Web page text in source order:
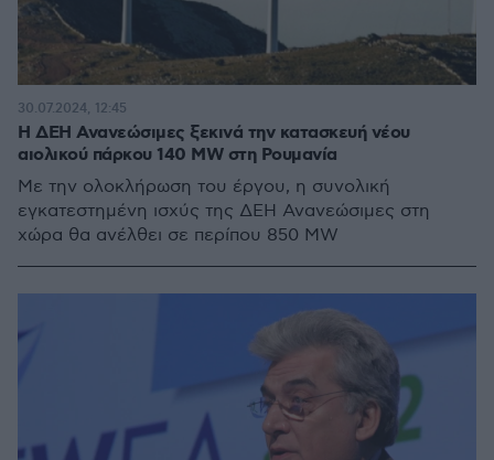
Η ΔΕΗ Ανανεώσιμες ξεκινά την κατασκευή νέου
αιολικού πάρκου 140 MW στη Ρουμανία
Με την ολοκλήρωση του έργου, η συνολική
εγκατεστημένη ισχύς της ΔΕΗ Ανανεώσιμες στη
χώρα θα ανέλθει σε περίπου 850 MW
30.07.2024, 12:45